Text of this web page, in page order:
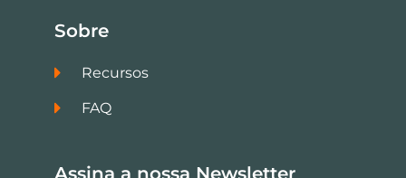
Sobre
Recursos
FAQ
Assina a nossa Newsletter